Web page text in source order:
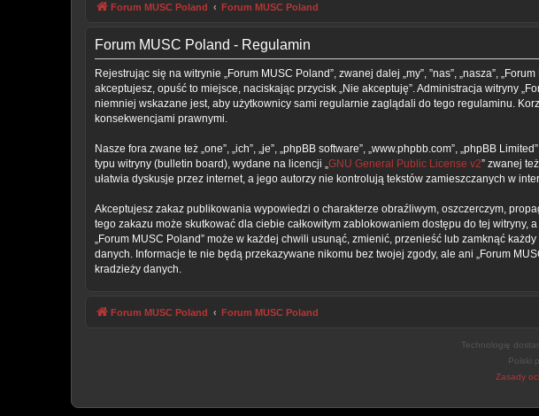
Forum MUSC Poland Forum MUSC Poland
Forum MUSC Poland - Regulamin
Rejestrując się na witrynie „Forum MUSC Poland”, zwanej dalej „my”, ”nas”, „nasza”,
akceptujesz, opuść to miejsce, naciskając przycisk „Nie akceptuję”. Administracja witryny
niemniej wskazane jest, aby użytkownicy sami regularnie zaglądali do tego regulaminu.
konsekwencjami prawnymi.
Nasze fora zwane też „one”, „ich”, „je”, „phpBB software”, „www.phpbb.com”, „phpBB
typu witryny (bulletin board), wydane na licencji „GNU General Public License v2” zwanej
ułatwia dyskusje przez internet, a jego autorzy nie kontrolują tekstów zamieszczanych w
Akceptujesz zakaz publikowania wypowiedzi o charakterze obraźliwym, oszczerczym,
tego zakazu może skutkować dla ciebie całkowitym zablokowaniem dostępu do tej
„Forum MUSC Poland” może w każdej chwili usunąć, zmienić, przenieść lub zamknąć
danych. Informacje te nie będą przekazywane nikomu bez twojej zgody, ale ani „Forum
kradzieży danych.
Forum MUSC Poland Forum MUSC Poland
Technologię
Polski
Zasady